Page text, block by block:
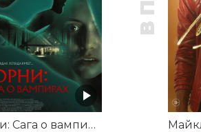
Корни: Сага о вампирах